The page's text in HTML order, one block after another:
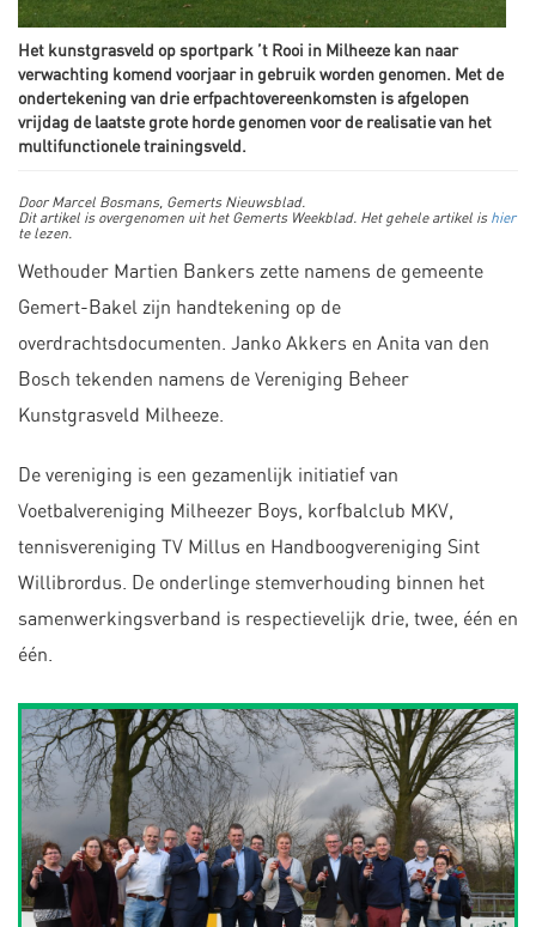
Het kunstgrasveld op sportpark ’t Rooi in Milheeze kan naar
verwachting komend voorjaar in gebruik worden genomen. Met de
ondertekening van drie erfpachtovereenkomsten is afgelopen
vrijdag de laatste grote horde genomen voor de realisatie van het
multifunctionele trainingsveld.
Door Marcel Bosmans, Gemerts Nieuwsblad.
Dit artikel is overgenomen uit het Gemerts Weekblad. Het gehele artikel is hier
te lezen.
Wethouder Martien Bankers zette namens de gemeente
Gemert-Bakel zijn handtekening op de
overdrachtsdocumenten. Janko Akkers en Anita van den
Bosch tekenden namens de Vereniging Beheer
Kunstgrasveld Milheeze.
De vereniging is een gezamenlijk initiatief van
Voetbalvereniging Milheezer Boys, korfbalclub MKV,
tennisvereniging TV Millus en Handboogvereniging Sint
Willibrordus. De onderlinge stemverhouding binnen het
samenwerkingsverband is respectievelijk drie, twee, één en
één.